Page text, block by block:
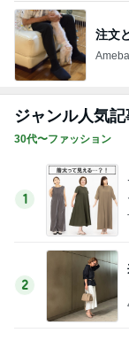
ジャンル人気
30代〜ファッション
1
2